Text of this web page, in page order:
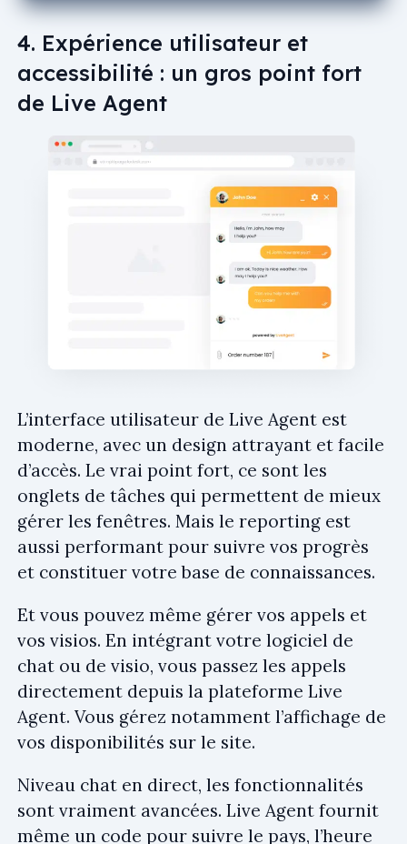
4. Expérience utilisateur et
accessibilité : un gros point fort
de Live Agent
L’interface utilisateur de Live Agent est
moderne, avec un design attrayant et facile
d’accès. Le vrai point fort, ce sont les
onglets de tâches qui permettent de mieux
gérer les fenêtres. Mais le reporting est
aussi performant pour suivre vos progrès
et constituer votre base de connaissances.
Et vous pouvez même gérer vos appels et
vos visios. En intégrant votre logiciel de
chat ou de visio, vous passez les appels
directement depuis la plateforme Live
Agent. Vous gérez notamment l’affichage de
vos disponibilités sur le site.
Niveau chat en direct, les fonctionnalités
sont vraiment avancées. Live Agent fournit
même un code pour suivre le pays, l’heure